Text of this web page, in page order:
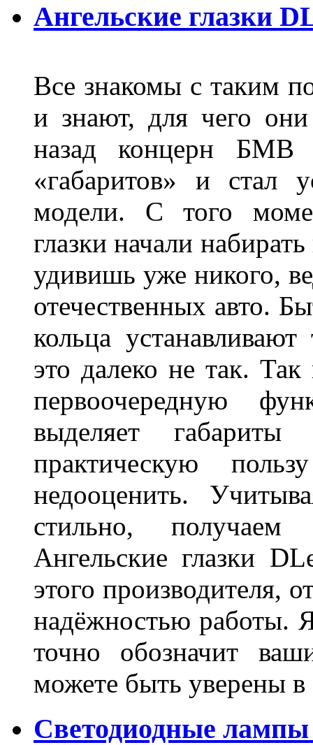
Ангельские глазки
Все знакомы с таким
и знают, для чего
назад концерн БМВ
«габаритов» и стал
модели. С того
глазки начали
удивишь уже никого,
отечественных авто.
кольца
это далеко не так. Так
первоочередную
выделяет
практическую
недооценить.
стильно,
Ангельские глазки
этого производителя,
надёжностью работы.
точно обозначит
можете быть уверены
Светодиодные